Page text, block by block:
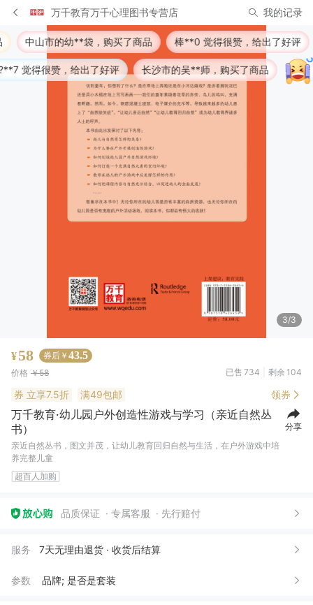
万千教育万千心理图书专营店 我的记录
袋，购买了商品
了好评 长沙市的吴**师，购买了商品
棒**0 觉得很赞，给出了好评
宋*** 很喜欢，
凉山彝
3/3
¥58 券后￥ 43.5
价格 ￥58 已售 734 剩余 104
券 立享7.5折 满49包邮 领券
万千教育·幼儿园户外创造性游戏与学习（亲近自然丛
书）
亲近自然丛书，图文并茂，让幼儿教育回归自然与生活，在户外游戏中培
养完整儿童
超百人加购
分享
品质保证 专属客服 先行赔付
服务 7天无理由退货 · 收货后结算
参数 品牌; 是否是套装
喻*
丁* 07月09日买了1件
武*师